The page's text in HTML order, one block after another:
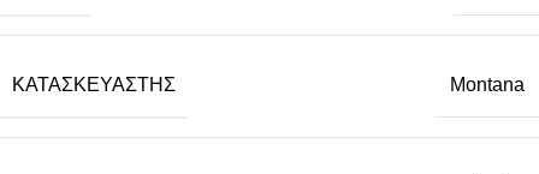
ΚΑΤΑΣΚΕΥΑΣΤΉΣ Montana